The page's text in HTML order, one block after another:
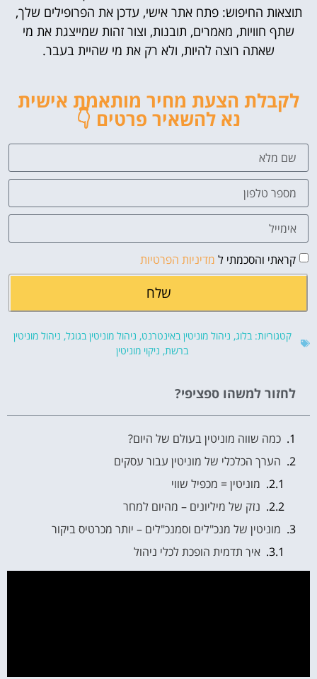
תוצאות החיפוש: פתח אתר אישי, עדכן את הפרופילים שלך,
שתף חוויות, מאמרים, תובנות, וצור זהות שמייצגת את מי
שאתה רוצה להיות, ולא רק את מי שהיית בעבר.
לקבלת הצעת מחיר מותאמת אישית
נא להשאיר פרטים 👇
קראתי והסכמתי ל מדיניות הפרטיות
שלח
קטגוריות: בלוג, ניהול מוניטין באינטרנט, ניהול מוניטין בגוגל, ניהול מוניטין
ברשת, ניקוי מוניטין
לחזור למשהו ספציפי?
כמה שווה מוניטין בעולם של היום?
הערך הכלכלי של מוניטין עבור עסקים
מוניטין = מכפיל שווי
נזק של מיליונים – מהיום למחר
מוניטין של מנכ"לים וסמנכ"לים – יותר מכרטיס ביקור
איך תדמית הופכת לכלי ניהול
ההשפעה על תנאי העסקה